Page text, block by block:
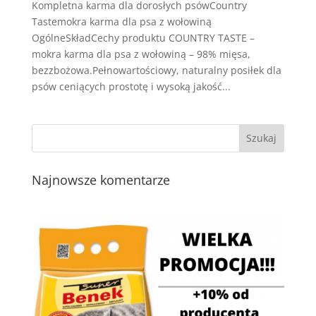
Kompletna karma dla dorosłych psówCountry
Tastemokra karma dla psa z wołowiną
OgólneSkładCechy produktu COUNTRY TASTE –
mokra karma dla psa z wołowiną – 98% mięsa,
bezzbożowa.Pełnowartościowy, naturalny posiłek dla
psów ceniących prostotę i wysoką jakość...
Najnowsze komentarze